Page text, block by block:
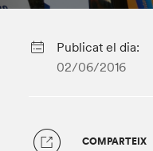
Publicat el dia:
02/06/2016
COMPARTEIX